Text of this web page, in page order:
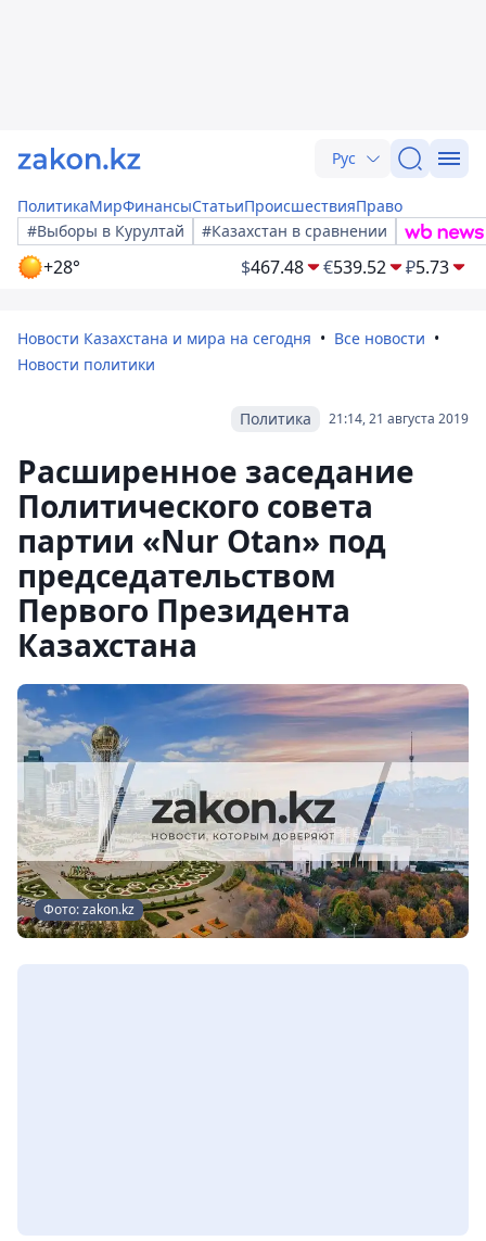
Рус
ПолитикаМирФинансыСтатьиПроисшествияПраво
#Выборы в Курултай
#Казахстан в сравнении
+28° $467.48 €539.52 ₽5.73
Новости Казахстана и мира на сегодня
Все новости
Новости политики
21:14, 21 августа 2019
Политика
Расширенное заседание
Политического совета
партии «Nur Otan» под
председательством
Первого Президента
Казахстана
Фото: zakon.kz